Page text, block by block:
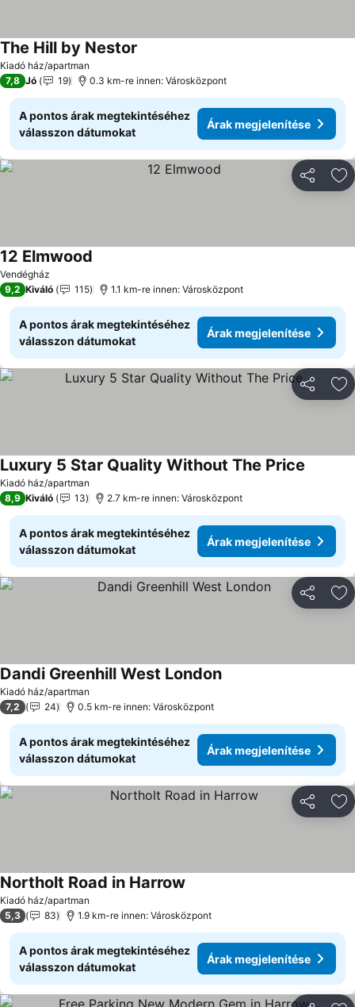
Kiadó ház/apartman
The Hill by Nestor
7,8 Jó 19 0.3 km-re innen: Városközpont
A pontos árak megtekintéséhez
válasszon dátumokat
Árak megjelenítése
Vendégház
12 Elmwood
9,2 Kiváló 115 1.1 km-re innen: Városközpont
A pontos árak megtekintéséhez
válasszon dátumokat
Árak megjelenítése
Kiadó ház/apartman
Luxury 5 Star Quality Without The Price
8,9 Kiváló 13 2.7 km-re innen: Városközpont
A pontos árak megtekintéséhez
válasszon dátumokat
Árak megjelenítése
Kiadó ház/apartman
Dandi Greenhill West LondonÁrak megjelenítése
7,2 24 0.5 km-re innen: Városközpont
A pontos árak megtekintéséhez
válasszon dátumokat
Árak megjelenítése
Kiadó ház/apartman
Northolt Road in Harrow
5,3 83 1.9 km-re innen: Városközpont
A pontos árak megtekintéséhez
válasszon dátumokat
Árak megjelenítése